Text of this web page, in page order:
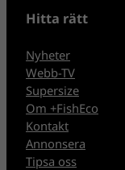
Hitta rätt
Nyheter
Webb-TV
Supersize
Om +FishEco
Kontakt
Annonsera
Tipsa oss